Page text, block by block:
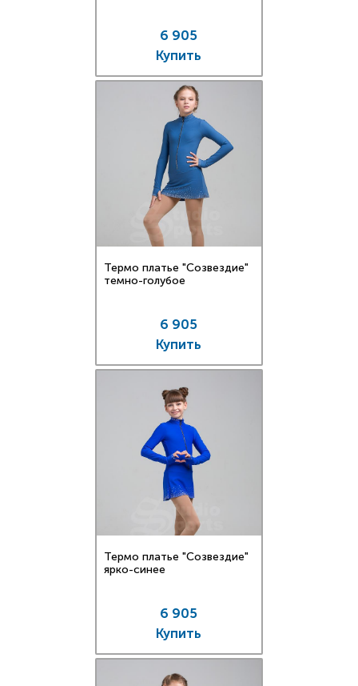
6 905
Купить
Термо платье "Созвездие"
темно-голубое
6 905
Купить
Термо платье "Созвездие"
ярко-синее
6 905
Купить